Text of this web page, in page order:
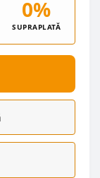
0%
SUPRAPLATĂ